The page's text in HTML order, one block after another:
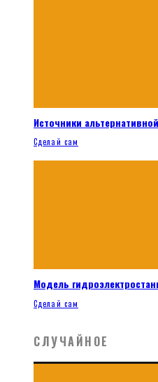
Источники
Сделай сам
Модель
Сделай сам
СЛУЧАЙНОЕ